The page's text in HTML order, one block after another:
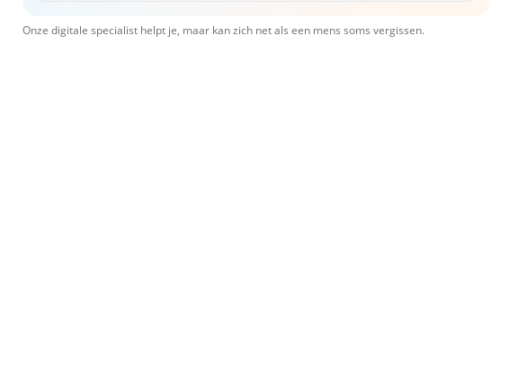
Onze digitale specialist helpt je, maar kan zich net als een mens soms vergissen.